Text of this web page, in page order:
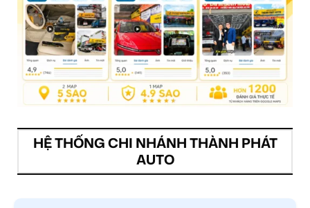
HỆ THỐNG CHI NHÁNH THÀNH PHÁT
AUTO